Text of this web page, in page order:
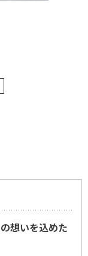
想いを込めた